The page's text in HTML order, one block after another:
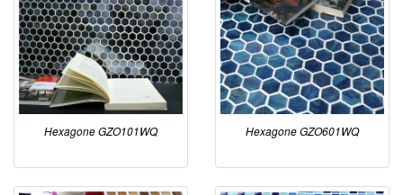
Hexagone GZO101WQ Hexagone GZO601WQ